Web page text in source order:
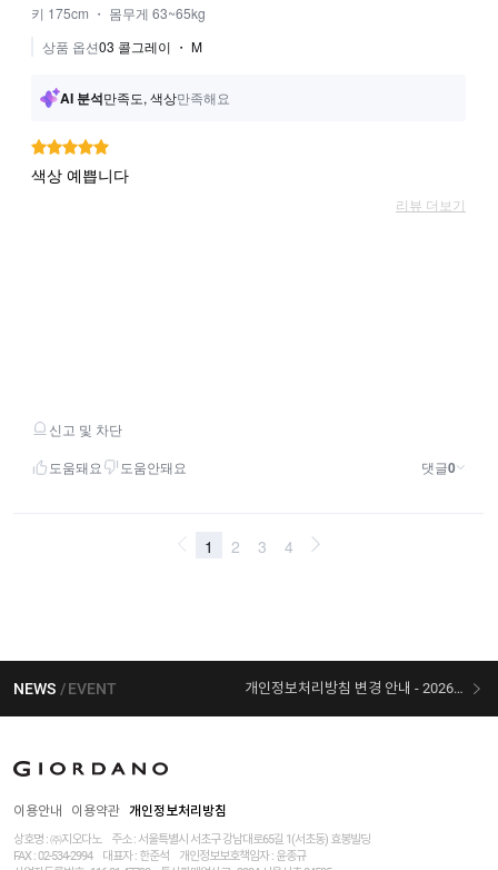
NEWS EVENT 개인정보처리방침 변경 안내 - 2026/07/30 시행
이용안내 이용약관 개인정보처리방침
상호명 : ㈜지오다노
주소 : 서울특별시 서초구 강남대로65길 1(서초동) 효봉빌딩
FAX : 02-534-2994
대표자 : 한준석 개인정보보호책임자 : 윤종규